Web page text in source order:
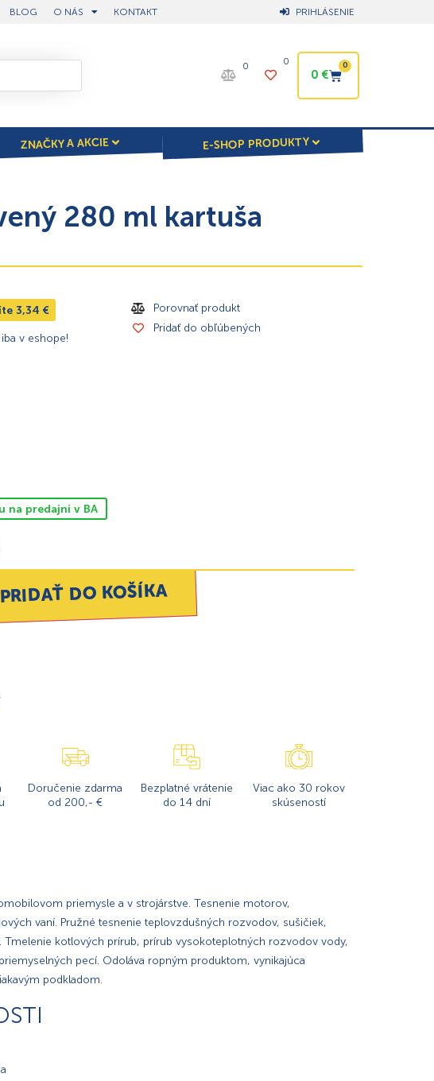
BLOG O NÁS KONTAKT PRIHLÁSENIE
0 0
0€
0
ZNAČKY A AKCIE E-SHOP PRODUKTY
280 ml kartuša
3,34 €
v eshope!
Porovnať produkt
Pridať do obľúbených
na predajni v BA
PRIDAŤ DO KOŠÍKA
Doručenie zdarma
od 200,- €
Bezplatné vrátenie
do 14 dní
Viac ako 30 rokov
skúseností
priemysle a v strojárstve. Tesnenie motorov,
vaní. Pružné tesnenie teplovzdušných rozvodov, sušičiek,
Tmelenie kotlových prírub, prírub vysokoteplotných rozvodov vody,
pecí. Odoláva ropným produktom, vynikajúca
podkladom.